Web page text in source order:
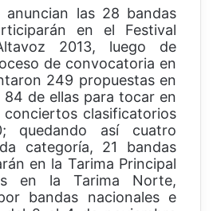
anuncian las 28 bandas
en el Festival
2013, luego de
de convocatoria en
249 propuestas en
de ellas para tocar en
clasificatorios
quedando así cuatro
categoría, 21 bandas
en la Tarima Principal
en la Tarima Norte,
bandas nacionales e